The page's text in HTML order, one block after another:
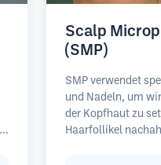
Scalp
(SMP)
SMP verwendet
und Nadeln, um
der Kopfhaut zu
Haarfollikel